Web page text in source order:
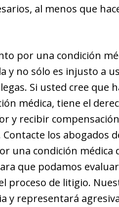
al menos que
por una condición
y no sólo es injusto a
Si usted cree que
médica, tiene el
y recibir
los abogados
una condición médica
que podamos
proceso de litigio.
y representará